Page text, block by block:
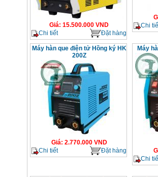
Giá: 15.500.000 VND
Chi tiết
Đặt hàng
Chi
Máy hàn que điện tử Hồng ký HK
200Z
Giá: 2.770.000VND
Chi tiết
Đặt hàng
Máy
Chi